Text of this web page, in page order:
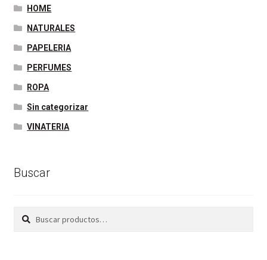
HOME
NATURALES
PAPELERIA
PERFUMES
ROPA
Sin categorizar
VINATERIA
Buscar
Buscar
Buscar